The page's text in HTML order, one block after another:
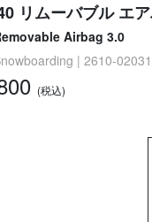
リムーバブル エ
Airbag 3.0
| 2610-02031
(税込)